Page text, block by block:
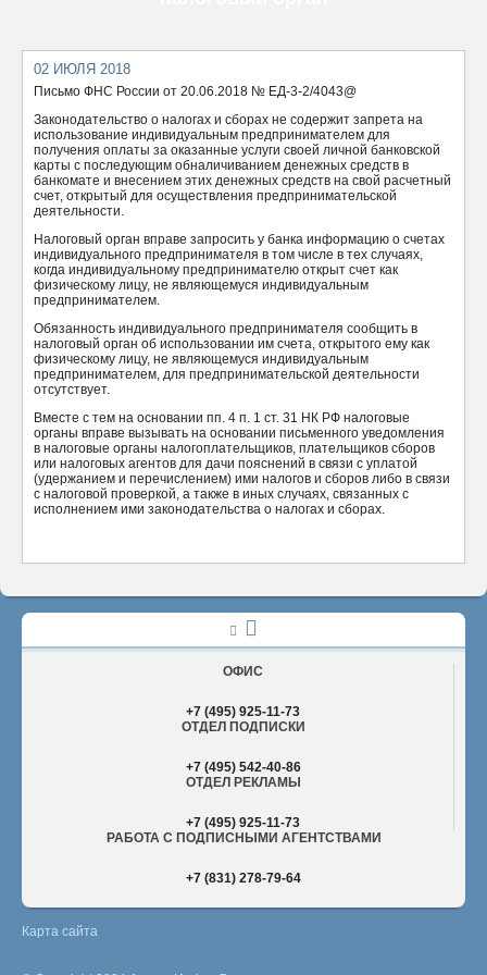
02 ИЮЛЯ 2018
Письмо ФНС России от 20.06.2018 № ЕД-3-2/4043@
Законодательство о налогах и сборах не содержит запрета на
использование индивидуальным предпринимателем для
получения оплаты за оказанные услуги своей личной банковской
карты с последующим обналичиванием денежных средств в
банкомате и внесением этих денежных средств на свой расчетный
счет, открытый для осуществления предпринимательской
деятельности.
Налоговый орган вправе запросить у банка информацию о счетах
индивидуального предпринимателя в том числе в тех случаях,
когда индивидуальному предпринимателю открыт счет как
физическому лицу, не являющемуся индивидуальным
предпринимателем.
Обязанность индивидуального предпринимателя сообщить в
налоговый орган об использовании им счета, открытого ему как
физическому лицу, не являющемуся индивидуальным
предпринимателем, для предпринимательской деятельности
отсутствует.
Вместе с тем на основании пп. 4 п. 1 ст. 31 НК РФ налоговые
органы вправе вызывать на основании письменного уведомления
в налоговые органы налогоплательщиков, плательщиков сборов
или налоговых агентов для дачи пояснений в связи с уплатой
(удержанием и перечислением) ими налогов и сборов либо в связи
с налоговой проверкой, а также в иных случаях, связанных с
исполнением ими законодательства о налогах и сборах.
ОФИС
+7 (495) 925-11-73
ОТДЕЛ ПОДПИСКИ
+7 (495) 542-40-86
ОТДЕЛ РЕКЛАМЫ
+7 (495) 925-11-73
РАБОТА С ПОДПИСНЫМИ АГЕНТСТВАМИ
+7 (831) 278-79-64
Карта сайта